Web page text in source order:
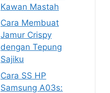
Kawan Mastah
Cara Membuat
Jamur Crispy
dengan Tepung
Sajiku
Cara SS HP
Samsung A03s: